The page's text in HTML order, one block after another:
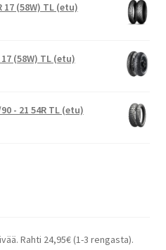
17 (58W) TL (etu)
(58W) TL (etu)
- 21 54R TL (etu)
Rahti 24,95€ (1-3 rengasta).